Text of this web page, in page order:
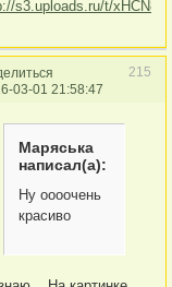
215
03-01 21:58:47
Маряська
написал(а):
Ну оооочень
красиво